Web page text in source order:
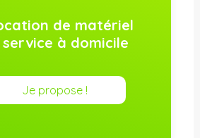
de matériel
service à domicile
Je propose !